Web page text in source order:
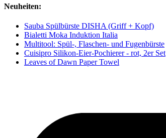
Neuheiten:
Sauba Spülbürste DISHA (Griff + Kopf)
Bialetti Moka Induktion Italia
Multitool: Spül-, Flaschen- und Fugenbürste
Cuisipro Silikon-Eier-Pochierer - rot, 2er Set
Leaves of Dawn Paper Towel